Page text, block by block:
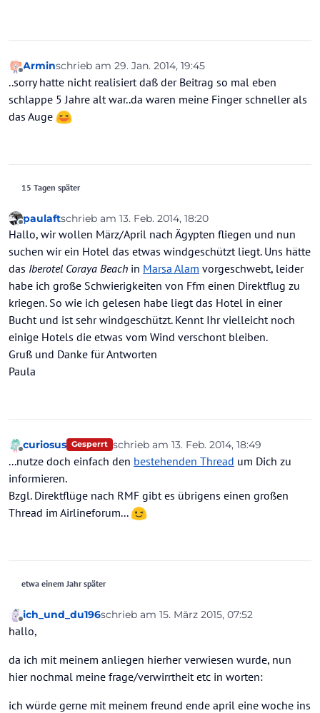
Offline
Arminschrieb am 29. Jan. 2014, 19:45
zuletzt editiert von
..sorry hatte nicht realisiert daß der Beitrag so mal eben
schlappe 5 Jahre alt war..da waren meine Finger schneller als
das Auge
15 Tagen später
Offline
paulaftschrieb am 13. Feb. 2014, 18:20
zuletzt editiert von
Hallo, wir wollen März/April nach Ägypten fliegen und nun
suchen wir ein Hotel das etwas windgeschützt liegt. Uns hätte
das Iberotel Coraya Beach in Marsa Alam vorgeschwebt, leider
habe ich große Schwierigkeiten von Ffm einen Direktflug zu
kriegen. So wie ich gelesen habe liegt das Hotel in einer
Bucht und ist sehr windgeschützt. Kennt Ihr vielleicht noch
einige Hotels die etwas vom Wind verschont bleiben.
Gruß und Danke für Antworten
Paula
Offline
curiosus Gesperrt schrieb am 13. Feb. 2014, 18:49
zuletzt editiert von
...nutze doch einfach den bestehenden Thread um Dich zu
informieren.
Bzgl. Direktflüge nach RMF gibt es übrigens einen großen
Thread im Airlineforum...
etwa einem Jahr später
Offline
ich_und_du196schrieb am 15. März 2015, 07:52
zuletzt editiert von
hallo,
da ich mit meinem anliegen hierher verwiesen wurde, nun
hier nochmal meine frage/verwirrtheit etc in worten:
ich würde gerne mit meinem freund ende april eine woche ins